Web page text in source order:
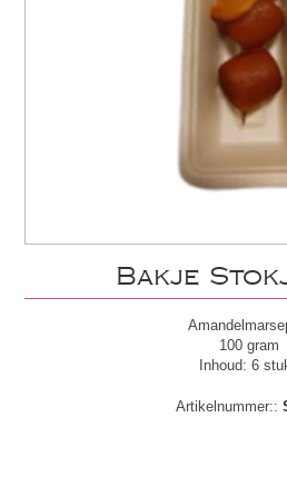
Bakje
100 gram
Inhoud: 6
Artikelnummer::